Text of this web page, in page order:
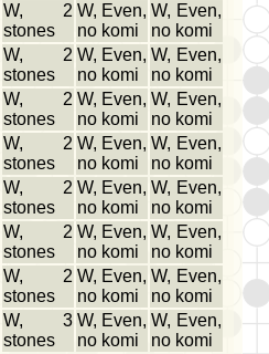
W, 2
stones
W, Even,
no komi
W, Even,
no komi
W, 2
stones
W, Even,
no komi
W, Even,
no komi
W, 2
stones
W, Even,
no komi
W, Even,
no komi
W, 2
stones
W, Even,
no komi
W, Even,
no komi
W, 2
stones
W, Even,
no komi
W, Even,
no komi
W, 2
stones
W, Even,
no komi
W, Even,
no komi
W, 2
stones
W, Even,
no komi
W, Even,
no komi
W, 3
stones
W, Even,
no komi
W, Even,
no komi